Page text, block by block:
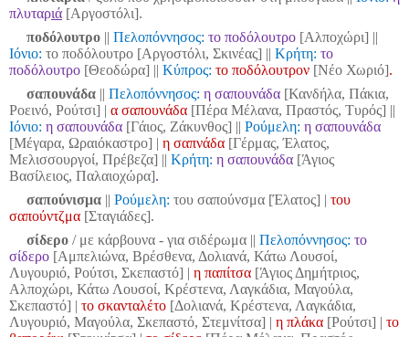
πλυταριά [Αργοστόλι].
ποδόλουτρο|| Πελοπόννησος: το ποδόλουτρο [Αλποχώρι] ||
Ιόνιο: το ποδόλουτρο [Αργοστόλι, Σκινέας] || Κρήτη: το
ποδόλουτρο [Θεοδώρα] || Κύπρος: το ποδόλουτρον [Νέο Χωριό].
σαπουνάδα || Πελοπόννησος: η σαπουνάδα [Κανδήλα, Πάκια,
Ροεινό, Ρούτσι] | α σαπουνάδα [Πέρα Μέλανα, Πραστός, Τυρός] ||
Ιόνιο: η σαπουνάδα [Γάιος, Ζάκυνθος] || Ρούμελη: η σαπουνάδα
[Μέγαρα, Ωραιόκαστρο] | η σαπνάδα [Γέρμας, Έλατος,
Μελισσουργοί, Πρέβεζα] || Κρήτη: η σαπουνάδα [Άγιος
Βασίλειος, Παλαιοχώρα].
σαπούνισμα || Ρούμελη: του σαπούνσμα [Έλατος] | του
σαπούντζμα [Σταγιάδες].
σίδερο/ με κάρβουνα - για σιδέρωμα || Πελοπόννησος: το
σίδερο [Αμπελιώνα, Βρέσθενα, Δολιανά, Κάτω Λουσοί,
Λυγουριό, Ρούτσι, Σκεπαστό] | η παπίτσα [Άγιος Δημήτριος,
Αλποχώρι, Κάτω Λουσοί, Κρέστενα, Λαγκάδια, Μαγούλα,
Σκεπαστό] | το σκανταλέτο [Δολιανά, Κρέστενα, Λαγκάδια,
Λυγουριό, Μαγούλα, Σκεπαστό, Στεμνίτσα] | η πλάκα [Ρούτσι] | το